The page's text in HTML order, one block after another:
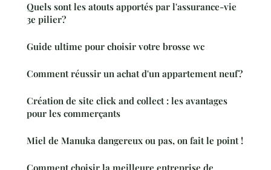
Quels sont les atouts apportés par l'assurance-vie
3e pilier?
Guide ultime pour choisir votre brosse wc
Comment réussir un achat d'un appartement neuf?
Création de site click and collect : les avantages
pour les commerçants
Miel de Manuka dangereux ou pas, on fait le point !